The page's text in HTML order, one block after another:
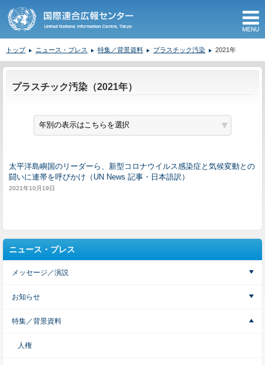
トップ ニュース・プレス 特集／背景資料 プラスチック汚染 2021年
プラスチック汚染（2021年）
太平洋島嶼国のリーダーら、新型コロナウイルス感染症と気候変動との
闘いに連帯を呼びかけ（UN News 記事・日本語訳）
2021年10月19日
ニュース・プレス
メッセージ／演説
お知らせ
特集／背景資料
人権